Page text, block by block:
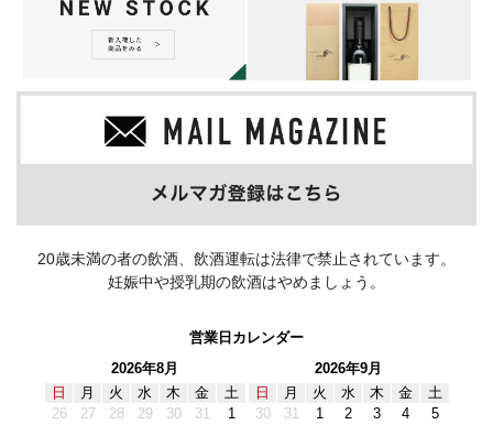
20歳未満の者の飲酒、飲酒運転は法律で禁止されています。
妊娠中や授乳期の飲酒はやめましょう。
営業日カレンダー
2026年8月
日
月 火 水 木 金
土
26
27 28 29 30 31
1
2026年9月
日
月 火 水 木 金
土
30
31 1 2 3 4
5